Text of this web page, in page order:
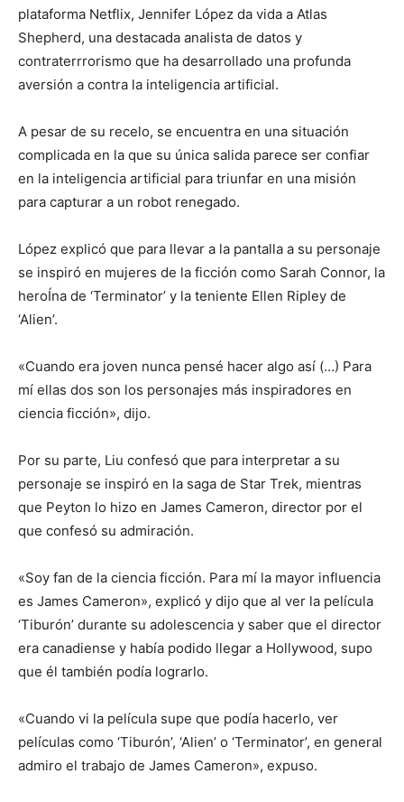
plataforma Netflix, Jennifer López da vida a Atlas
Shepherd, una destacada analista de datos y
contraterrrorismo que ha desarrollado una profunda
aversión a contra la inteligencia artificial.
A pesar de su recelo, se encuentra en una situación
complicada en la que su única salida parece ser confiar
en la inteligencia artificial para triunfar en una misión
para capturar a un robot renegado.
López explicó que para llevar a la pantalla a su personaje
se inspiró en mujeres de la ficción como Sarah Connor, la
heroÍna de ‘Terminator’ y la teniente Ellen Ripley de
‘Alien’.
«Cuando era joven nunca pensé hacer algo así (…) Para
mí ellas dos son los personajes más inspiradores en
ciencia ficción», dijo.
Por su parte, Liu confesó que para interpretar a su
personaje se inspiró en la saga de Star Trek, mientras
que Peyton lo hizo en James Cameron, director por el
que confesó su admiración.
«Soy fan de la ciencia ficción. Para mí la mayor influencia
es James Cameron», explicó y dijo que al ver la película
‘Tiburón’ durante su adolescencia y saber que el director
era canadiense y había podido llegar a Hollywood, supo
que él también podía lograrlo.
«Cuando vi la película supe que podía hacerlo, ver
películas como ‘Tiburón’, ‘Alien’ o ‘Terminator’, en general
admiro el trabajo de James Cameron», expuso.